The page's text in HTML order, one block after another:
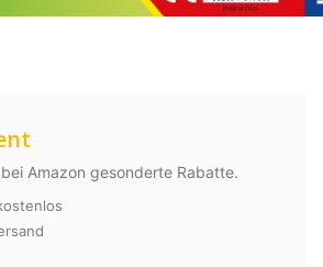
Amazon gesonderte Rabatte.